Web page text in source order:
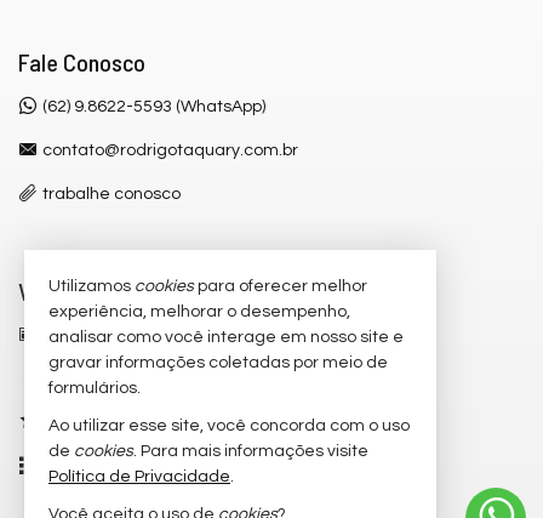
Fale Conosco
(62) 9.8622-5593 (WhatsApp)
contato@rodrigotaquary.com.br
trabalhe conosco
Veja Mais
receba nosso newsletter
cadastre seu imóvel
imóveis favoritos
mapa de imóveis
Utilizamos cookiespara oferecer melhor
experiência, melhorar o desempenho,
analisar como você interage em nosso site e
gravar informações coletadas por meio de
formulários.
Ao utilizar esse site, você concorda com o uso
de cookies. Para mais informações visite
Política de Privacidade.
Você aceita o uso de cookies?